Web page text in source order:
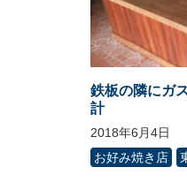
鉄板の隣にガ
計
2018年6月4日
お好み焼き店